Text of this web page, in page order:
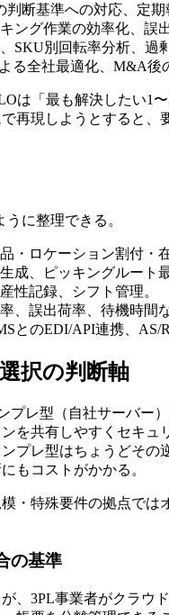
断基準への対応、定期
ング作業の効率化、誤
SKU別回転率分析、過
る全社最適化、M&A後
は「最も解決したい1
再現しようとすると
に整理できる。
・ロケーション割付・
成、ピッキングルート
性記録、シフト管理。
、誤出荷率、待機時間
とのEDI/API連携、AS/
択の判断軸
プレ型（自社サーバ
を共有しやすくセキ
プレ型はちょうどそ
もコストがかかる。
・特殊要件の拠点で
の基準
、3PL事業者がクラ